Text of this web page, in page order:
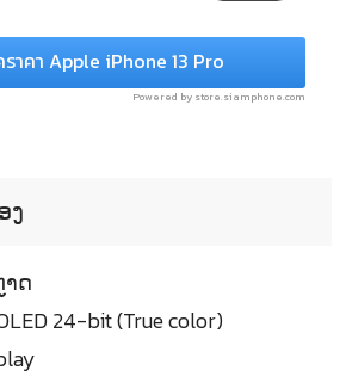
ราคา Apple iPhone 13 Pro
Powered by store.siamphone.com
ງ
ດ
24-bit (True color)